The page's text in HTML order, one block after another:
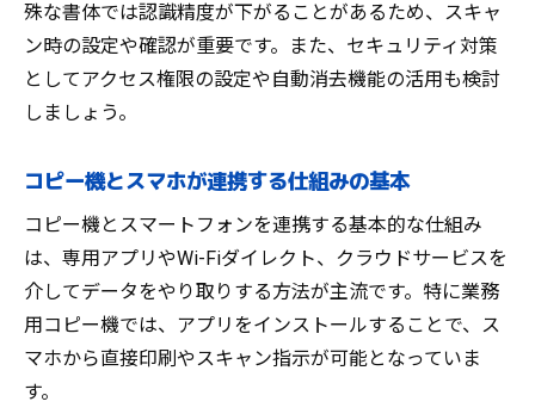
スマート機能でペーパーレス化を実践する
コツ
導入前に知るべきコピー機スマート機能の落と
コピー機スマート機能の意外な注意点を解
説
スマホ連携コピー機の設定で失敗しない方
法
殊な書体では認識精度が下がることがあるため、スキャ
ン時の設定や確認が重要です。また、セキュリティ対策
としてアクセス権限の設定や自動消去機能の活用も検討
しましょう。
コピー機とスマホが連携する仕組みの基本
コピー機とスマートフォンを連携する基本的な仕組み
は、専用アプリやWi-Fiダイレクト、クラウドサービスを
介してデータをやり取りする方法が主流です。特に業務
用コピー機では、アプリをインストールすることで、ス
マホから直接印刷やスキャン指示が可能となっていま
す。